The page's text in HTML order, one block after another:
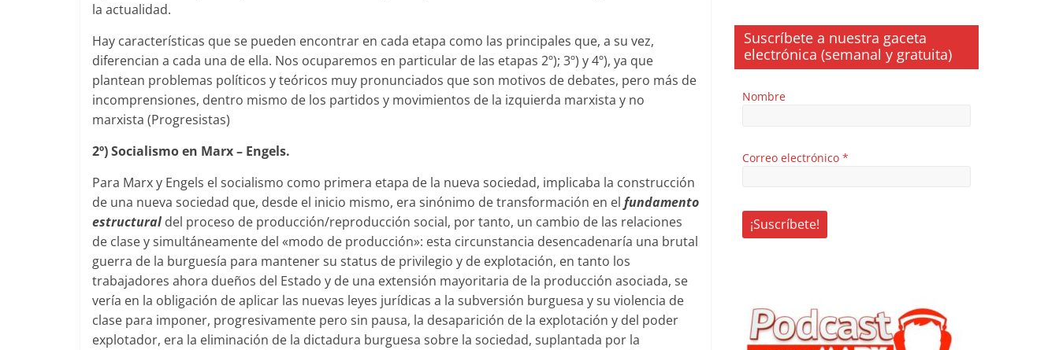
la actualidad.
Hay características que se pueden encontrar en cada etapa como las principales que, a su vez,
diferencian a cada una de ella. Nos ocuparemos en particular de las etapas 2º); 3º) y 4º), ya que
plantean problemas políticos y teóricos muy pronunciados que son motivos de debates, pero más de
incomprensiones, dentro mismo de los partidos y movimientos de la izquierda marxista y no
marxista (Progresistas)
2º) Socialismo en Marx – Engels.
Para Marx y Engels el socialismo como primera etapa de la nueva sociedad, implicaba la construcción
de una nueva sociedad que, desde el inicio mismo, era sinónimo de transformación en el fundamento
estructural del proceso de producción/reproducción social, por tanto, un cambio de las relaciones
de clase y simultáneamente del «modo de producción»: esta circunstancia desencadenaría una brutal
guerra de la burguesía para mantener su status de privilegio y de explotación, en tanto los
trabajadores ahora dueños del Estado y de una extensión mayoritaria de la producción asociada, se
vería en la obligación de aplicar las nuevas leyes jurídicas a la subversión burguesa y su violencia de
clase para imponer, progresivamente pero sin pausa, la desaparición de la explotación y del poder
explotador, era la eliminación de la dictadura burguesa sobre la sociedad, suplantada por la
Suscríbete a nuestra gaceta
electrónica (semanal y gratuita)
Nombre
Correo electrónico *